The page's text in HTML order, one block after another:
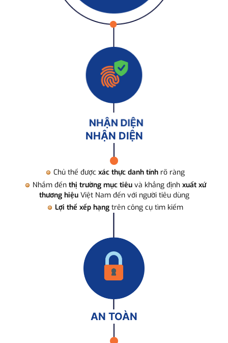
NHẬN DIỆN
Chủ thể được xác thực danh tính rõ ràng
Nhắm đến thị trường mục tiêuvà khẳng định xuất xứ
thương hiệuViệt Nam đến với người tiêu dùng
Lợi thế xếp hạng trên công cụ tìm kiếm
AN TOÀN